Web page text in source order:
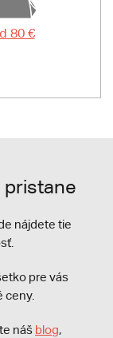
80 €
pristane
nájdete tie
pre vás
ceny.
náš blog,